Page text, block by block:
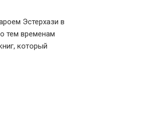
Эстерхази в
тем временам
который